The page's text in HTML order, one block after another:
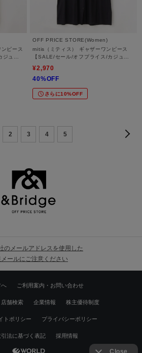
ピース
ュア
OFF PRICE STORE(Women)
mitis（ミティス） ギャザーワンピース
【SALE/セール/オフプライス/カジュア
ー】
¥2,970
40%OFF
さらに10%OFF
2 3 4 5
のメールアドレスを使用した
ールにご注意ください
へ ご利用案内・お問い合わせ
店舗検索 企業情報 株主優待制度
トポリシー プライバシーポリシー
法に基づく表記 採用情報